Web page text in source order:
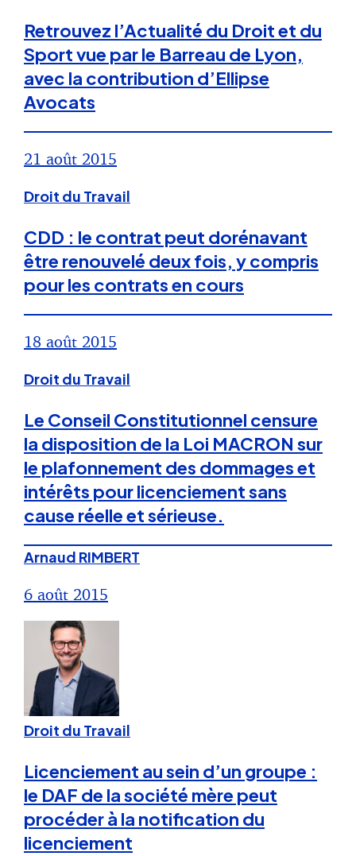
Retrouvez l’Actualité du Droit et du
Sport vue par le Barreau de Lyon,
avec la contribution d’Ellipse
Avocats
21 août 2015
Droit du Travail
CDD : le contrat peut dorénavant
être renouvelé deux fois, y compris
pour les contrats en cours
18 août 2015
Droit du Travail
Le Conseil Constitutionnel censure
la disposition de la Loi MACRON sur
le plafonnement des dommages et
intérêts pour licenciement sans
cause réelle et sérieuse.
Arnaud RIMBERT
6 août 2015
Droit du Travail
Licenciement au sein d’un groupe :
le DAF de la société mère peut
procéder à la notification du
licenciement